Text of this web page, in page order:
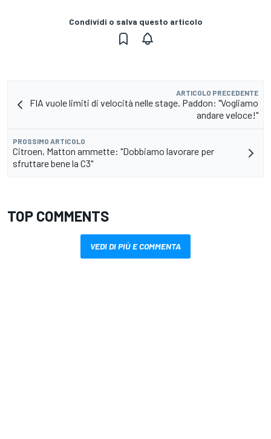
Condividi o salva questo articolo
ARTICOLO PRECEDENTE
FIA vuole limiti di velocità nelle stage. Paddon: "Vogliamo
andare veloce!"
PROSSIMO ARTICOLO
Citroen, Matton ammette: "Dobbiamo lavorare per
sfruttare bene la C3"
TOP COMMENTS
VEDI DI PIÙ E COMMENTA